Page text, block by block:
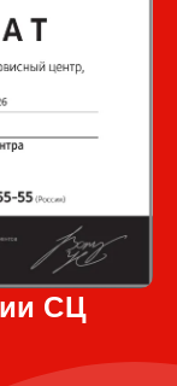
СЦ